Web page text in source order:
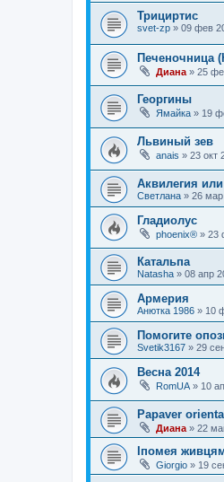
Трициртис
svet-zp » 09 фев
Печеночница
Диана » 25
Георгины
Ямайка » 19
Львиный зев
anais » 23 окт
Аквилегия
Светлана » 26 мар
Гладиолус
phoenix® » 23
Катальпа
Natasha » 08 апр
Армерия
Анюткa 1986 » 10
Помогите
Svetik3167 » 29
Весна 2014
RomUA» 10
Papaver
Диана » 22
Іпомея
Giorgio » 19